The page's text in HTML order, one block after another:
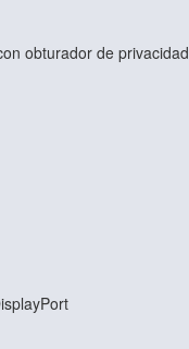
obturador de privacidad